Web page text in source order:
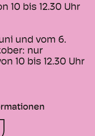
10 bis 12.30 Uhr
und vom 6.
nur
10 bis 12.30 Uhr